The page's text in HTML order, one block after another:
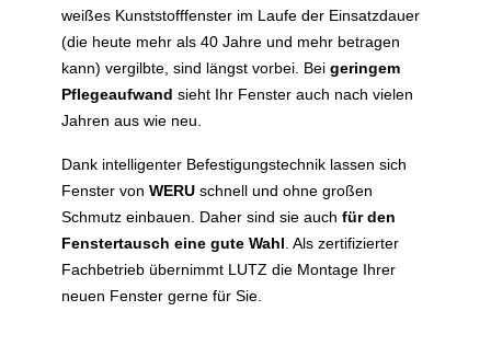
weißes Kunststofffenster im Laufe der Einsatzdauer
(die heute mehr als 40 Jahre und mehr betragen
kann) vergilbte, sind längst vorbei. Bei geringem
Pflegeaufwand sieht Ihr Fenster auch nach vielen
Jahren aus wie neu.
Dank intelligenter Befestigungstechnik lassen sich
Fenster von WERU schnell und ohne großen
Schmutz einbauen. Daher sind sie auch für den
Fenstertausch eine gute Wahl. Als zertifizierter
Fachbetrieb übernimmt LUTZ die Montage Ihrer
neuen Fenster gerne für Sie.